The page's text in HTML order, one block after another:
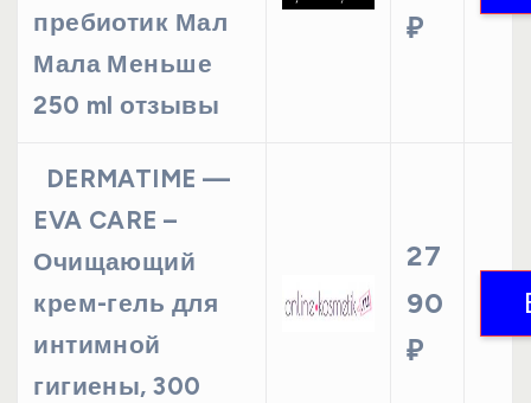
пребиотик Мал
Мала Меньше
250 ml отзывы
₽
DERMATIME —
EVA CARE –
Очищающий
крем-гель для
интимной
гигиены, 300
27
90
₽